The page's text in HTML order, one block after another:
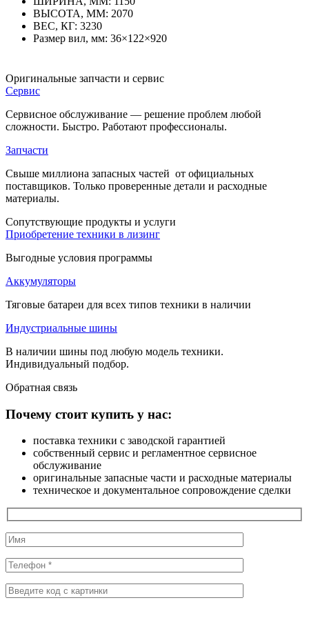
ВЫСОТА, ММ: 2070
ВЕС, КГ: 3230
Размер вил, мм: 36×122×920
Оригинальные запчасти и сервис
Сервис
Сервисное обслуживание — решение проблем любой
сложности. Быстро. Работают профессионалы.
Запчасти
Свыше миллиона запасных частей от официальных
поставщиков. Только проверенные детали и расходные
материалы.
Cопутствующие продукты и услуги
Приобретение техники в лизинг
Выгодные условия программы
Аккумуляторы
Тяговые батареи для всех типов техники в наличии
Индустриальные шины
В наличии шины под любую модель техники.
Индивидуальный подбор.
Обратная связь
Почему стоит купить у нас:
поставка техники с заводской гарантией
собственный сервис и регламентное сервисное
обслуживание
оригинальные запасные части и расходные материалы
техническое и документальное сопровождение сделки